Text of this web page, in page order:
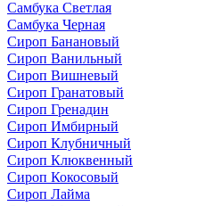
Самбука Светлая
Самбука Черная
Сироп Банановый
Сироп Ванильный
Сироп Вишневый
Сироп Гранатовый
Сироп Гренадин
Сироп Имбирный
Сироп Клубничный
Сироп Клюквенный
Сироп Кокосовый
Сироп Лайма